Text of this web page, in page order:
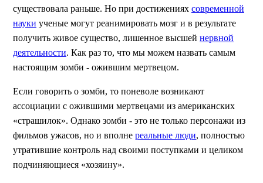
существовала раньше. Но при достижениях современной
науки ученые могут реанимировать мозг и в результате
получить живое существо, лишенное высшей нервной
деятельности. Как раз то, что мы можем назвать самым
настоящим зомби - ожившим мертвецом.
Если говорить о зомби, то поневоле возникают
ассоциации с ожившими мертвецами из американских
«страшилок». Однако зомби - это не только персонажи из
фильмов ужасов, но и вполне реальные люди, полностью
утратившие контроль над своими поступками и целиком
подчиняющиеся «хозяину».